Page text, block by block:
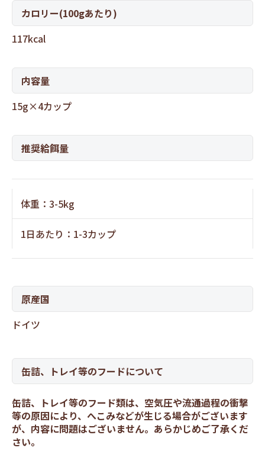
カロリー(100gあたり)
117kcal
内容量
15g×4カップ
推奨給餌量
体重：3-5kg
1日あたり：1-3カップ
原産国
ドイツ
缶詰、トレイ等のフードについて
缶詰、トレイ等のフード類は、空気圧や流通過程の衝撃
等の原因により、へこみなどが生じる場合がございます
が、内容に問題はございません。あらかじめご了承くだ
さい。